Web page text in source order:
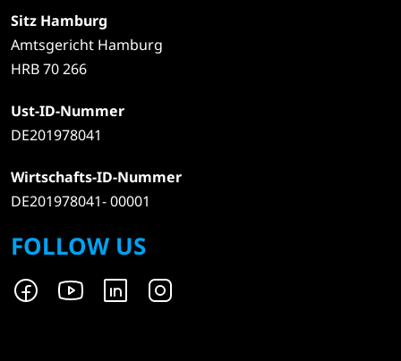
Sitz Hamburg
Amtsgericht Hamburg
HRB 70 266
Ust-ID-Nummer
DE201978041
Wirtschafts-ID-Nummer
DE201978041- 00001
FOLLOW US